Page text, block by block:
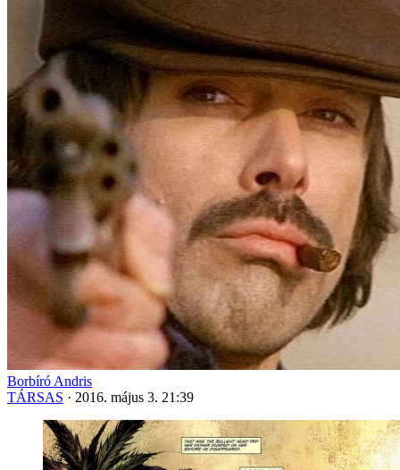
Borbíró Andris
TÁRSAS · 2016. május 3. 21:39